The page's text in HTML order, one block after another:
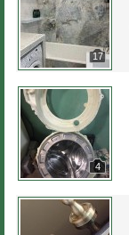
17
4